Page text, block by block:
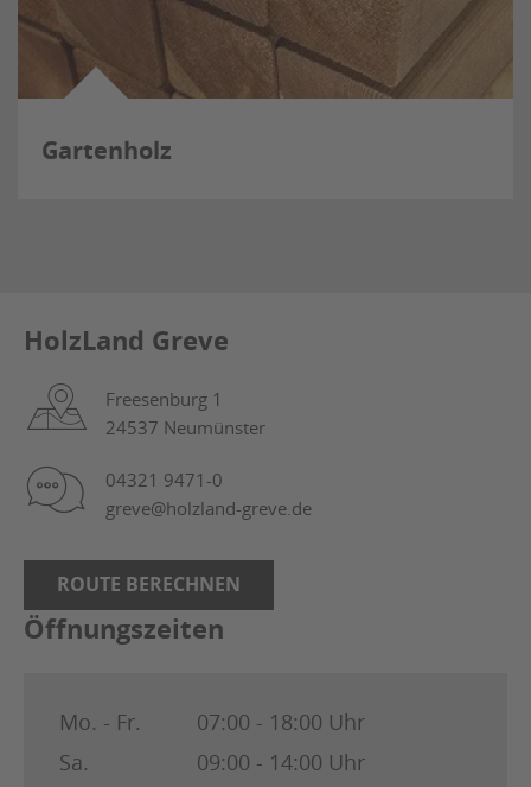
Gartenholz
HolzLand Greve
Freesenburg 1
24537 Neumünster
04321 9471-0
greve@holzland-greve.de
ROUTE BERECHNEN
Öffnungszeiten
Mo. - Fr.
07:00 - 18:00 Uhr
Sa.
09:00 - 14:00 Uhr